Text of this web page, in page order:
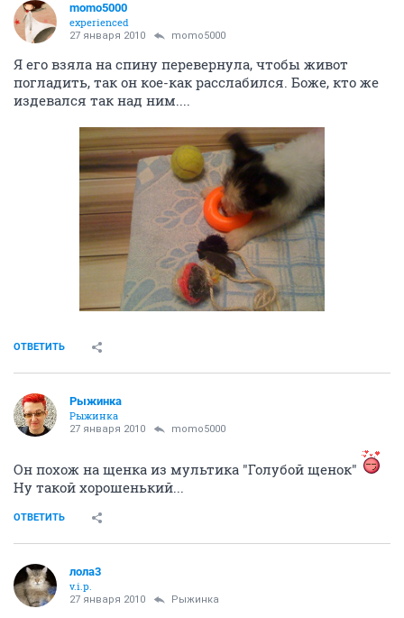
momo5000
experienced
27 января 2010 momo5000
Я его взяла на спину перевернула, чтобы живот
погладить, так он кое-как расслабился. Боже, кто же
издевался так над ним....
ОТВЕТИТЬ
Рыжинка
Рыжинка
27 января 2010 momo5000
Он похож на щенка из мультика "Голубой щенок"
Ну такой хорошенький...
ОТВЕТИТЬ
лола3
v.i.p.
27 января 2010 Рыжинка